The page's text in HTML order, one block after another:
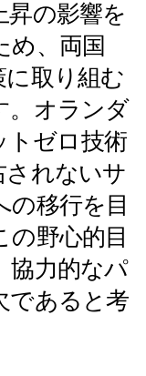
昇の影響を
め、両国
に取り組む
。オランダ
トゼロ技術
されないサ
の移行を目
野心的目
協力的なパ
であると考